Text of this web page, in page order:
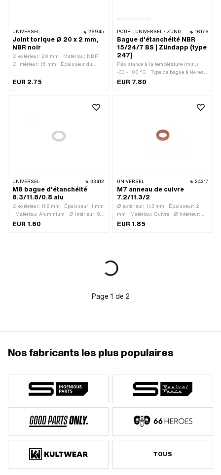
UNIVERSEL 26945
Joint torique Ø 20 x 2 mm,
NBR noir
Ø extérieur: 20 mm · Matériau: NBR ·
Ø intérieur: 16 mm · Épaisseur du
EUR 2.75
POUR : UNIVERSEL · ZÜNDAPP BELMONDO · ZÜNDAPP 16176
Bague d'étanchéité NBR
15/24/7 BS | Zündapp (type
247)
Résistance à la température (min.):
-30 - 100 °C · Type de bague à lèvres:
BS - Avec enveloppe extérieure en tôle
Largeur: 7 mm · Fabricant: Zündapp ·
Matériau: NBR · Ø intérieur: 15 mm
EUR 7.80
UNIVERSEL 33412
M8 bague d'étanchéité
8.3/11.8/0.8 alu
Ø extérieur: 11.8 mm · Épaisseur: 1 mm
· Matériau: Aluminium · Ø intérieur: 8.3
mm
EUR 1.60
UNIVERSEL 24317
M7 anneau de cuivre
7.2/11.3/2
Ø extérieur: 11.3 mm · Épaisseur: 2
mm · Matériau: Cuivre · Ø intérieur:
7.2 mm
EUR 1.85
Page 1 de 2
Nos fabricants les plus populaires
TOUS